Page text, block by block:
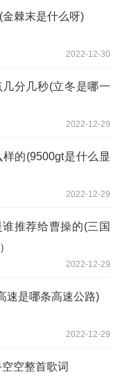
棘末是什么呀)
2022-12-30
分几秒(立冬是哪一
2022-12-29
的(9500gt是什么显
2022-12-29
推荐给曹操的(三国
2022-12-29
速是哪条高速公路)
2022-12-29
空整首歌词